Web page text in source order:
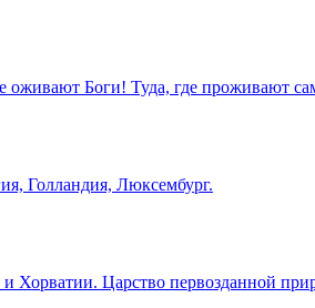
Боги! Туда, где проживают
Голландия, Люксембург.
Царство первозданной